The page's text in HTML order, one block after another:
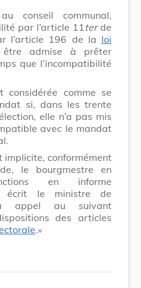
conseil communal,
par l’article 11 terde
l’article 196 de la loi
admise à prêter
que l’incompatibilité
considérée comme se
si, dans les trente
elle n’a pas mis
avec le mandat
implicite, conformément
le bourgmestre en
en informe
écrit le ministre de
appel au suivant
des articles
.»